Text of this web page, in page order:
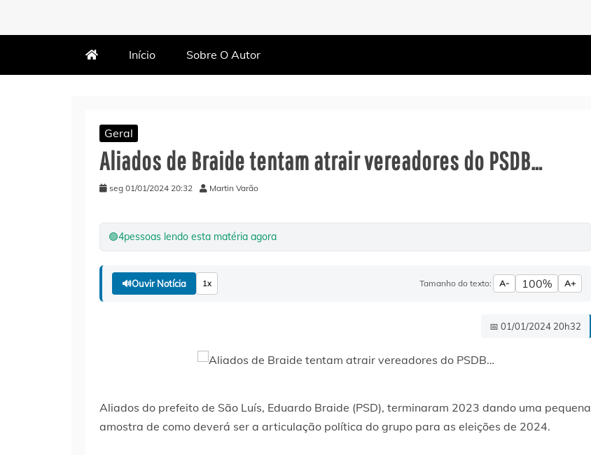
Início Sobre O Autor
Geral
Aliados de Braide tentam atrair vereadores do PSDB…
seg 01/01/2024 20:32 Martin Varão
🟢4pessoas lendo esta matéria agora
🔊Ouvir Notícia 1x Tamanho do texto: A- 100% A+
📅 01/01/2024 20h32
Aliados do prefeito de São Luís, Eduardo Braide (PSD), terminaram 2023 dando uma pequena
amostra de como deverá ser a articulação política do grupo para as eleições de 2024.